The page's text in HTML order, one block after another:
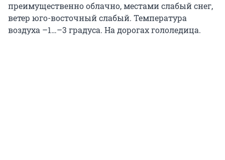
преимущественно облачно, местами слабый снег,
ветер юго-восточный слабый. Температура
воздуха –1…–3 градуса. На дорогах гололедица.